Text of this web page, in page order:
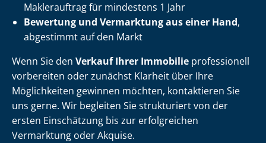
Maklerauftrag für mindestens 1 Jahr
Bewertung und Vermarktung aus einer Hand,
abgestimmt auf den Markt
Wenn Sie den Verkauf Ihrer Immobilie professionell
vorbereiten oder zunächst Klarheit über Ihre
Möglichkeiten gewinnen möchten, kontaktieren Sie
uns gerne. Wir begleiten Sie strukturiert von der
ersten Einschätzung bis zur erfolgreichen
Vermarktung oder Akquise.